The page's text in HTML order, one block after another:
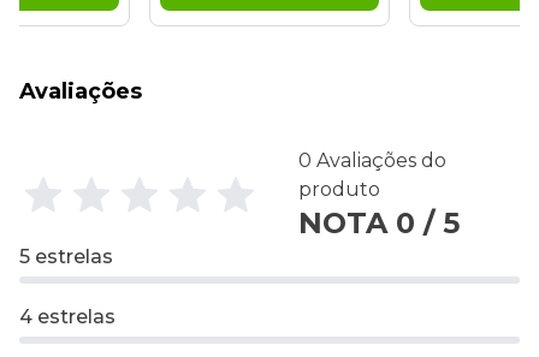
Avaliações
0 Avaliações do
produto
NOTA 0 / 5
5 estrelas
4 estrelas